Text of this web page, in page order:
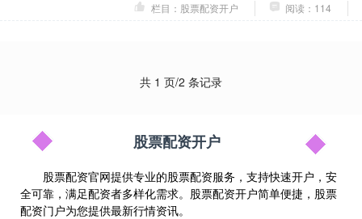
栏目：股票配资开户
阅读：114
共 1 页/2 条记录
股票配资开户
股票配资官网提供专业的股票配资服务，支持快速开户，安
全可靠，满足配资者多样化需求。股票配资开户简单便捷，股票
配资门户为您提供最新行情资讯。